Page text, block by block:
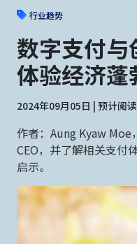
行业趋势
数字支付
体验经济蓬
2024年09月05日 | 预计阅
作者：Aung Kyaw
CEO，并了解相关支付
启示。